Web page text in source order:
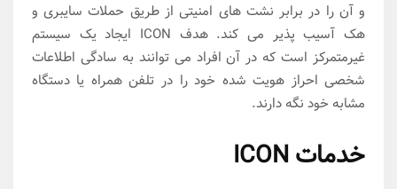
و آن را در برابر نشت های امنیتی از طریق حملات سایبری و
هک آسیب پذیر می کند. هدف ICON ایجاد یک سیستم
غیرمتمرکز است که در آن افراد می توانند به سادگی اطلاعات
شخصی احراز هویت شده خود را در تلفن همراه یا دستگاه
مشابه خود نگه دارند.
خدمات ICON